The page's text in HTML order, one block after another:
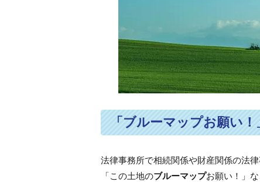
「ブルーマップお願い
法律事務所で相続関係や財産関係の法律
「この土地のブルーマップお願い！」